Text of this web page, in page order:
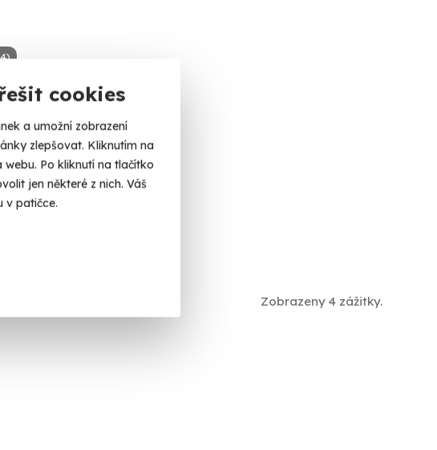
cookies
a umožní zobrazení
zlepšovat. Kliknutím na
Po kliknutí na tlačítko
jen některé z nich. Váš
v patičce.
7
Zobrazeny 4 zážitky.